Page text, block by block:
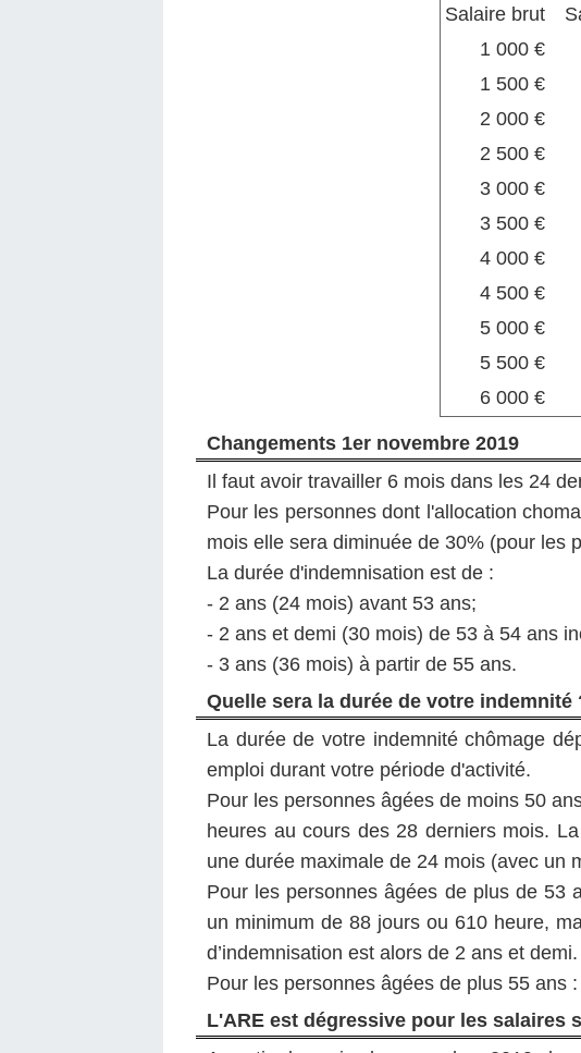
Salaire brut
1 000 €
1 500 €
2 000 €
2 500 €
3 000 €
3 500 €
4 000 €
4 500 €
5 000 €
5 500 €
6 000 €
Changements 1er novembre 2019
Il faut avoir travailler 6 mois dans les 24
Pour les personnes dont l'allocation
mois elle sera diminuée de 30% (pour les
La durée d'indemnisation est de :
- 2 ans (24 mois) avant 53 ans;
- 2 ans et demi (30 mois) de 53 à 54 ans
- 3 ans (36 mois) à partir de 55 ans.
Quelle sera la durée de votre indemnité
La durée de votre indemnité chômage
emploi durant votre période d'activité.
Pour les personnes âgées de moins 50
heures au cours des 28 derniers mois.
une durée maximale de 24 mois (avec un
Pour les personnes âgées de plus de 53
un minimum de 88 jours ou 610 heure,
d’indemnisation est alors de 2 ans et demi.
Pour les personnes âgées de plus 55 ans
L'ARE est dégressive pour les salaires